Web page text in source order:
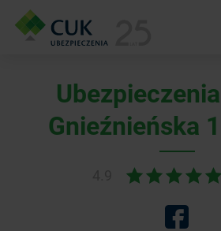
Gnieźnieńska